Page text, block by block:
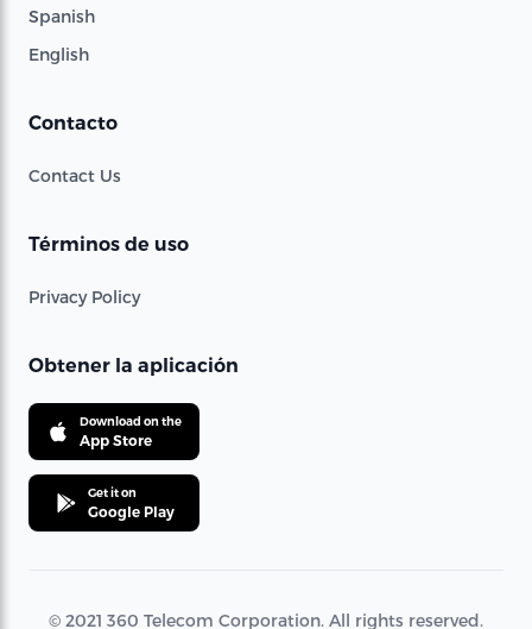
Spanish
English
Contacto
Contact Us
Términos de uso
Privacy Policy
Obtener la aplicación
Download on the
App Store
Get it on
Google Play
© 2021 360 Telecom Corporation. All rights reserved.